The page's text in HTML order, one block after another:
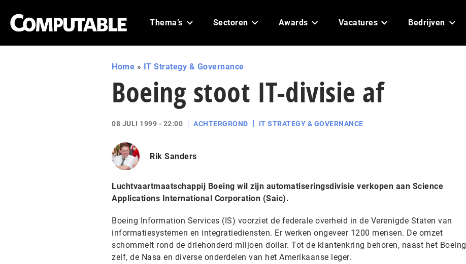
Thema’s Sectoren Awards Vacatures Bedrijven
Home » IT Strategy & Governance
Boeing stoot IT-divisie af
08 JULI 1999 - 22:00 ACHTERGROND IT STRATEGY & GOVERNANCE
Rik Sanders
Luchtvaartmaatschappij Boeing wil zijn automatiseringsdivisie verkopen aan Science
Applications International Corporation (Saic).
Boeing Information Services (IS) voorziet de federale overheid in de Verenigde Staten van
informatiesystemen en integratiediensten. Er werken ongeveer 1200 mensen. De omzet
schommelt rond de driehonderd miljoen dollar. Tot de klantenkring behoren, naast het Boeing
zelf, de Nasa en diverse onderdelen van het Amerikaanse leger.